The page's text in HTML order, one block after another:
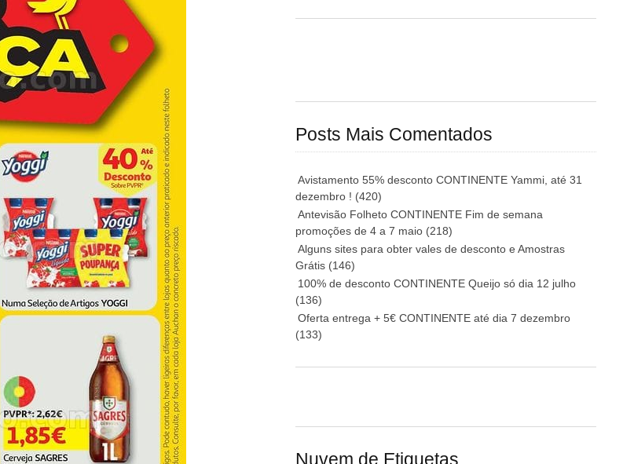
Posts Mais Comentados
Avistamento 55% desconto CONTINENTE Yammi, até 31
dezembro ! (420)
Antevisão Folheto CONTINENTE Fim de semana
promoções de 4 a 7 maio (218)
Alguns sites para obter vales de desconto e Amostras
Grátis (146)
100% de desconto CONTINENTE Queijo só dia 12 julho
(136)
Oferta entrega + 5€ CONTINENTE até dia 7 dezembro
(133)
Nuvem de Etiquetas